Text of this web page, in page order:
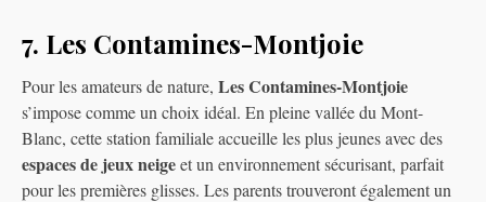
7. Les Contamines-Montjoie
Pour les amateurs de nature, Les Contamines-Montjoie
s’impose comme un choix idéal. En pleine vallée du Mont-
Blanc, cette station familiale accueille les plus jeunes avec des
espaces de jeux neigeet un environnement sécurisant, parfait
pour les premières glisses. Les parents trouveront également un